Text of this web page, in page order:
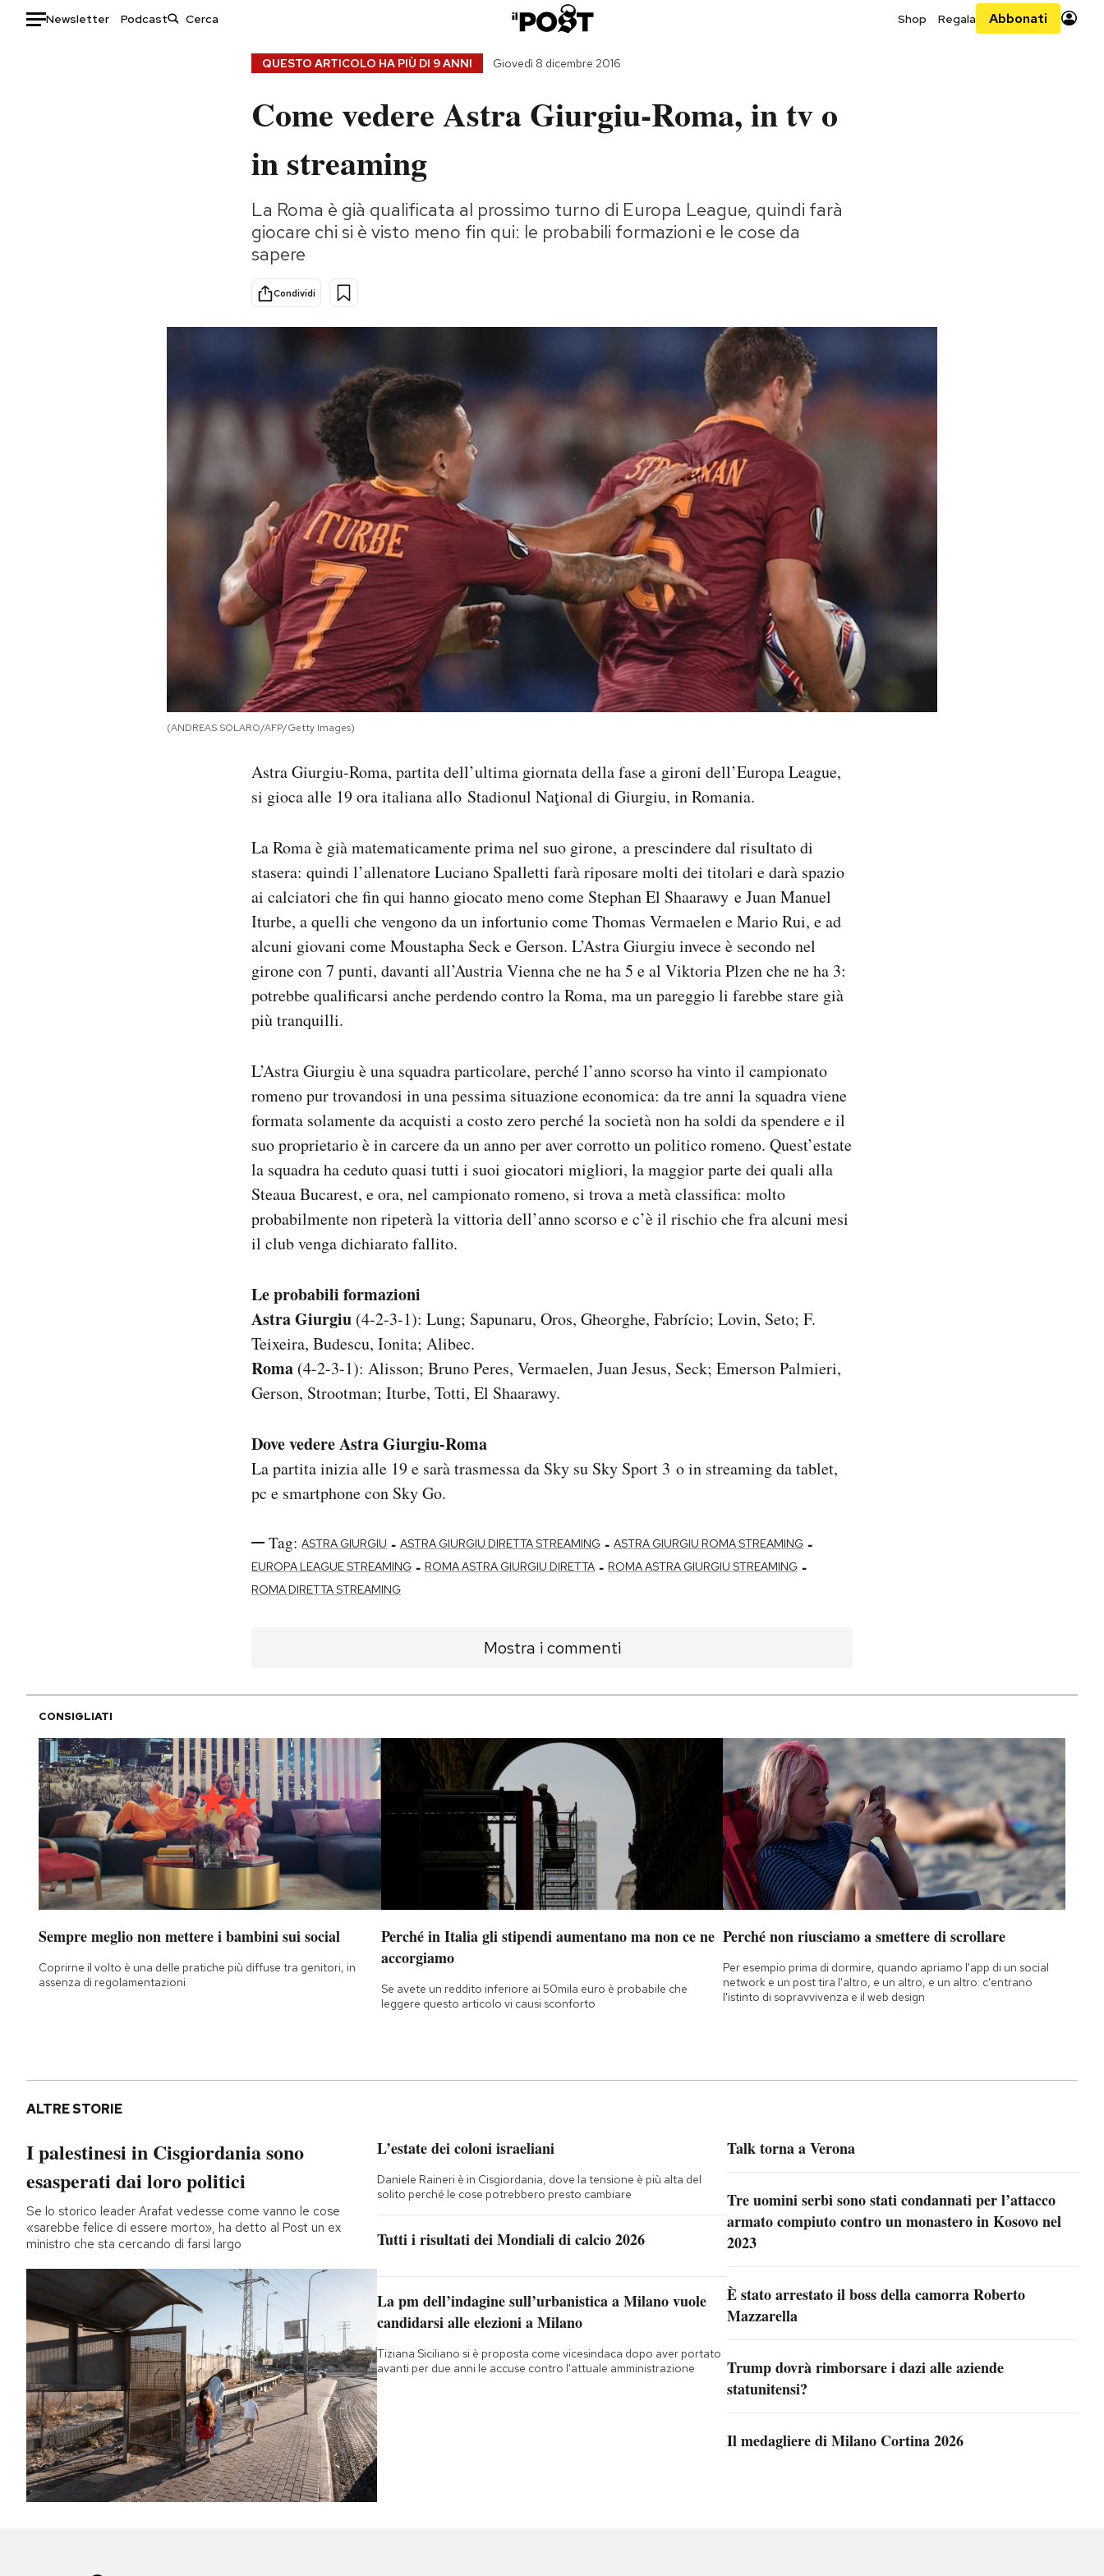
Newsletter Podcast Shop Regala Abbonati
Storie/Idee
Ok Boomer!
Altrecose
Mondiali calcio 2026
QUESTO ARTICOLO HA PIÙ DI 9 ANNI Giovedì 8 dicembre 2016
Come vedere Astra Giurgiu-Roma, in tv o
in streaming
La Roma è già qualificata al prossimo turno di Europa League, quindi farà
giocare chi si è visto meno fin qui: le probabili formazioni e le cose da
sapere
Condividi
(ANDREAS SOLARO/AFP/Getty Images)
Astra Giurgiu-Roma, partita dell’ultima giornata della fase a gironi dell’Europa League,
si gioca alle 19 ora italiana allo Stadionul Naţional di Giurgiu, in Romania.
La Roma è già matematicamente prima nel suo girone, a prescindere dal risultato di
stasera: quindi l’allenatore Luciano Spalletti farà riposare molti dei titolari e darà spazio
ai calciatori che fin qui hanno giocato meno come Stephan El Shaarawy e Juan Manuel
Iturbe, a quelli che vengono da un infortunio come Thomas Vermaelen e Mario Rui, e ad
alcuni giovani come Moustapha Seck e Gerson. L’Astra Giurgiu invece è secondo nel
girone con 7 punti, davanti all’Austria Vienna che ne ha 5 e al Viktoria Plzen che ne ha 3:
potrebbe qualificarsi anche perdendo contro la Roma, ma un pareggio li farebbe stare già
più tranquilli.
L’Astra Giurgiu è una squadra particolare, perché l’anno scorso ha vinto il campionato
romeno pur trovandosi in una pessima situazione economica: da tre anni la squadra viene
formata solamente da acquisti a costo zero perché la società non ha soldi da spendere e il
suo proprietario è in carcere da un anno per aver corrotto un politico romeno. Quest’estate
la squadra ha ceduto quasi tutti i suoi giocatori migliori, la maggior parte dei quali alla
Steaua Bucarest, e ora, nel campionato romeno, si trova a metà classifica: molto
probabilmente non ripeterà la vittoria dell’anno scorso e c’è il rischio che fra alcuni mesi
il club venga dichiarato fallito.
Le probabili formazioni
Astra Giurgiu (4-2-3-1): Lung; Sapunaru, Oros, Gheorghe, Fabrício; Lovin, Seto; F.
Teixeira, Budescu, Ionita; Alibec.
Roma (4-2-3-1): Alisson; Bruno Peres, Vermaelen, Juan Jesus, Seck; Emerson Palmieri,
Gerson, Strootman; Iturbe, Totti, El Shaarawy.
Dove vedere Astra Giurgiu-Roma
La partita inizia alle 19 e sarà trasmessa da Sky su Sky Sport 3 o in streaming da tablet,
pc e smartphone con Sky Go.
Tag: ASTRA GIURGIU - ASTRA GIURGIU DIRETTA STREAMING - ASTRA GIURGIU ROMA STREAMING -
EUROPA LEAGUE STREAMING - ROMA ASTRA GIURGIU DIRETTA - ROMA ASTRA GIURGIU STREAMING -
ROMA DIRETTA STREAMING
Mostra i commenti
CONSIGLIATI
Sempre meglio non mettere i bambini sui social
Coprirne il volto è una delle pratiche più diffuse tra genitori, in
assenza di regolamentazioni
Perché in Italia gli stipendi aumentano ma non ce ne
accorgiamo
Se avete un reddito inferiore ai 50mila euro è probabile che
leggere questo articolo vi causi sconforto
Perché non riusciamo a smettere di scrollare
Per esempio prima di dormire, quando apriamo l'app di un social
network e un post tira l'altro, e un altro, e un altro: c'entrano
l'istinto di sopravvivenza e il web design
ALTRE STORIE
I palestinesi in Cisgiordania sono
esasperati dai loro politici
Se lo storico leader Arafat vedesse come vanno le cose
«sarebbe felice di essere morto», ha detto al Post un ex
ministro che sta cercando di farsi largo
L’estate dei coloni israeliani
Daniele Raineri è in Cisgiordania, dove la tensione è più alta del
solito perché le cose potrebbero presto cambiare
Tutti i risultati dei Mondiali di calcio 2026
La pm dell’indagine sull’urbanistica a Milano vuole
candidarsi alle elezioni a Milano
Tiziana Siciliano si è proposta come vicesindaca dopo aver portato
avanti per due anni le accuse contro l'attuale amministrazione
Talk torna a Verona
Tre uomini serbi sono stati condannati per l’attacco
armato compiuto contro un monastero in Kosovo nel
2023
È stato arrestato il boss della camorra Roberto
Mazzarella
Trump dovrà rimborsare i dazi alle aziende
statunitensi?
Il medagliere di Milano Cortina 2026